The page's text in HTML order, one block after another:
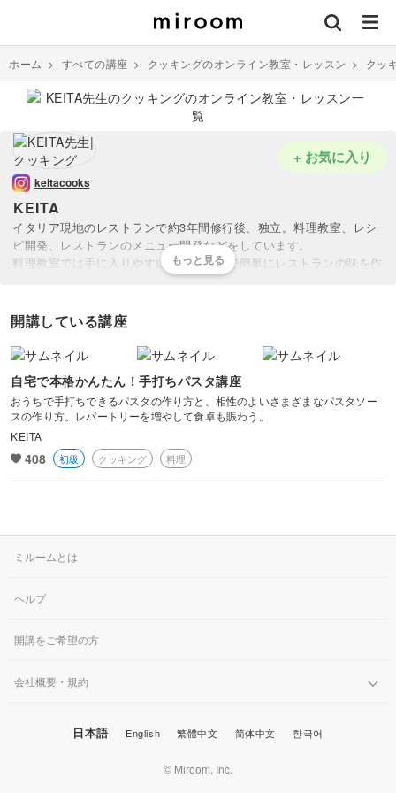
ホーム > すべての講座 > クッキングのオンライン教室・レッスン > クッ
KEITA
keitacooks
イタリア現地のレストランで約3年間修行後、独立。料理教室、レシ
ピ開発、レストランのメニュー開発などをしています。
料理教室では手に入りやすい身近な食材で簡単にレストランの味を作
っていただけるレシピを教えています。
+ お気に入り
開講している講座
自宅で本格かんたん！手打ちパスタ講座
おうちで手打ちできるパスタの作り方と、相性のよいさまざまなパスタソー
スの作り方。レパートリーを増やして食卓も賑わう。
KEITA
408 初級 クッキング 料理
ミルームとは
ヘルプ
開講をご希望の方
会社概要・規約
日本語 English 繁體中文 简体中文 한국어
© Miroom, Inc.